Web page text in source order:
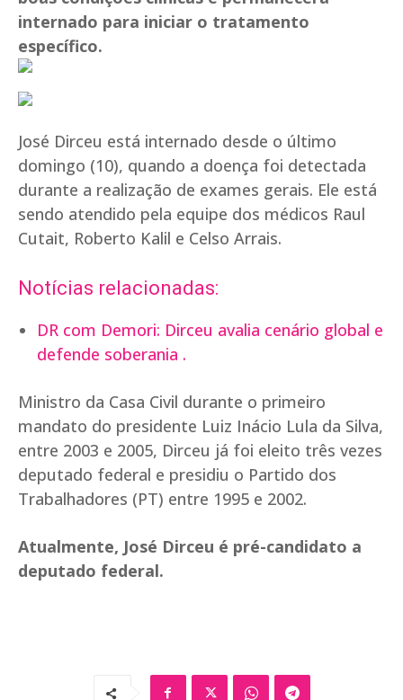
internado para iniciar o tratamento
específico.
José Dirceu está internado desde o último
domingo (10), quando a doença foi detectada
durante a realização de exames gerais. Ele está
sendo atendido pela equipe dos médicos Raul
Cutait, Roberto Kalil e Celso Arrais.
Notícias relacionadas:
DR com Demori: Dirceu avalia cenário global e
defende soberania .
Ministro da Casa Civil durante o primeiro
mandato do presidente Luiz Inácio Lula da Silva,
entre 2003 e 2005, Dirceu já foi eleito três vezes
deputado federal e presidiu o Partido dos
Trabalhadores (PT) entre 1995 e 2002.
Atualmente, José Dirceu é pré-candidato a
deputado federal.